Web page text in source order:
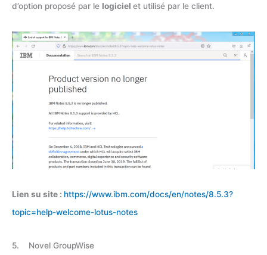
d’option proposé par le logiciel et utilisé par le client.
Lien su site : https://www.ibm.com/docs/en/notes/8.5.3?
topic=help-welcome-lotus-notes
5. Novel GroupWise